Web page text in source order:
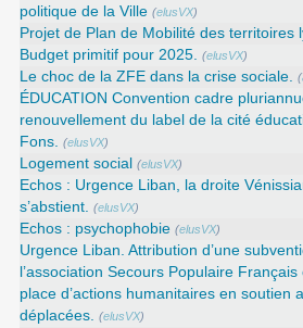
politique de la Ville (elusVX)
Projet de Plan de Mobilité des territoires
Budget primitif pour 2025. (elusVX)
Le choc de la ZFE dans la crise sociale. (
ÉDUCATION Convention cadre
renouvellement du label de la cité
Fons. (elusVX)
Logement social (elusVX)
Echos : Urgence Liban, la droite
s’abstient. (elusVX)
Echos : psychophobie (elusVX)
Urgence Liban. Attribution d’une
l’association Secours Populaire
place d’actions humanitaires en soutien
déplacées. (elusVX)